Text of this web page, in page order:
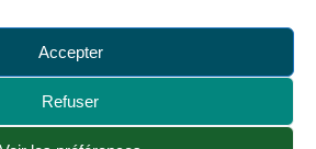
Accepter
Refuser